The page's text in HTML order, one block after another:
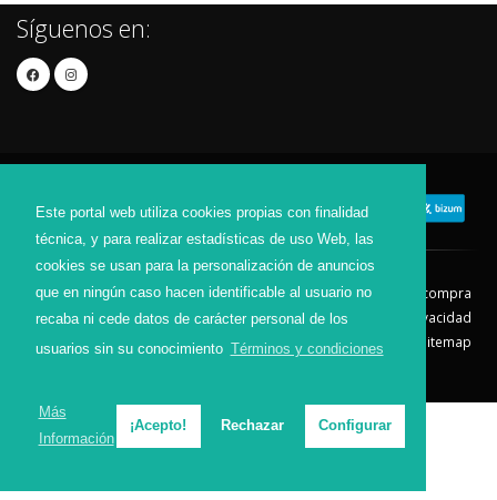
Este portal web utiliza cookies propias con finalidad
técnica, y para realizar estadísticas de uso Web, las
cookies se usan para la personalización de anuncios
que en ningún caso hacen identificable al usuario no
recaba ni cede datos de carácter personal de los
usuarios sin su conocimiento Términos y condiciones
Más
Información
¡Acepto! Rechazar Configurar
Síguenos en:
Contacto Aviso Legal
Condiciones de compra
Política de envíos
Política de devolución
Política de Privacidad
Política de Cookies
Sitemap